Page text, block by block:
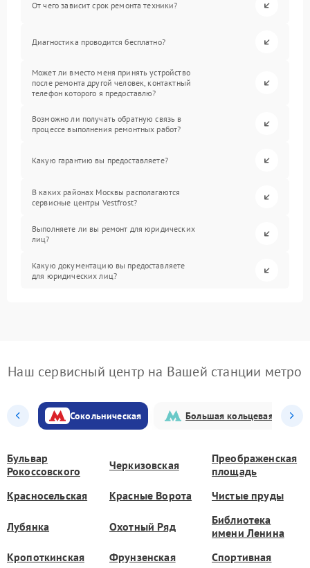
От чего зависит срок ремонта техники?
Диагностика проводится бесплатно?
Может ли вместо меня принять устройство
после ремонта другой человек, контактный
телефон которого я предоставлю?
Возможно ли получать обратную связь в
процессе выполнения ремонтных работ?
Какую гарантию вы предоставляете?
В каких районах Москвы располагаются
сервисные центры Vestfrost?
Выполняете ли вы ремонт для юридических
лиц?
Какую документацию вы предоставляете
для юридических лиц?
Наш сервисный центр на Вашей станции метро
Сокольническая Большая кольцевая
Бульвар
Рокоссовского
Черкизовская
Преображенская
площадь
Красносельская
Красные Ворота Чистые пруды
Лубянка Охотный Ряд
Библиотека
имени Ленина
Кропоткинская
Фрунзенская Спортивная